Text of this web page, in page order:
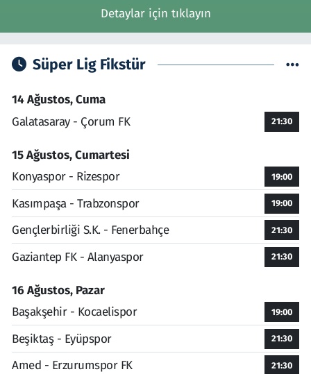
Detaylar için tıklayın
Süper Lig Fikstür
14 Ağustos, Cuma
Galatasaray - Çorum FK
21:30
15 Ağustos, Cumartesi
Konyaspor - Rizespor
19:00
Kasımpaşa - Trabzonspor 19:00
Gençlerbirliği S.K. - Fenerbahçe 21:30
Gaziantep FK - Alanyaspor 21:30
16 Ağustos, Pazar
Başakşehir - Kocaelispor
19:00
Beşiktaş - Eyüpspor 21:30
Amed - Erzurumspor FK 21:30